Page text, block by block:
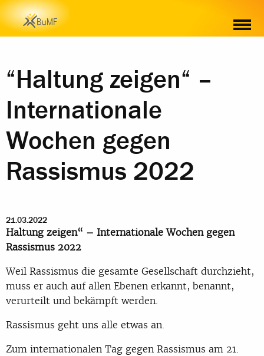
“Haltung zeigen“ –
Internationale
Wochen gegen
Rassismus 2022
21.03.2022
Haltung zeigen“ – Internationale Wochen gegen
Rassismus 2022
Weil Rassismus die gesamte Gesellschaft durchzieht,
muss er auch auf allen Ebenen erkannt, benannt,
verurteilt und bekämpft werden.
Rassismus geht uns alle etwas an.
Zum internationalen Tag gegen Rassismus am 21.